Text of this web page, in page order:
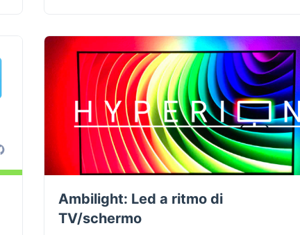
Ambilight: Led a ritmo di
TV/schermo